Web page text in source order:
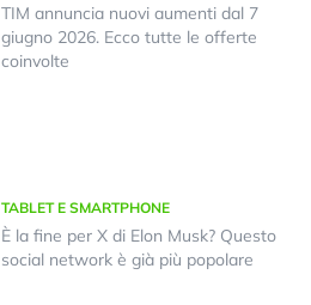
TIM annuncia nuovi aumenti dal 7
giugno 2026. Ecco tutte le offerte
coinvolte
TABLET E SMARTPHONE
È la fine per X di Elon Musk? Questo
social network è già più popolare